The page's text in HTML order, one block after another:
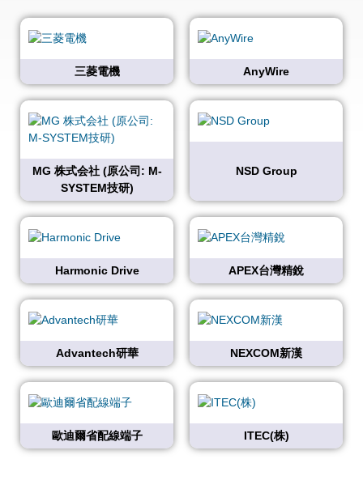
三菱電機 AnyWire
MG 株式会社 (原公司: M-
SYSTEM技研)
NSD Group
Harmonic Drive APEX台灣精銳
Advantech研華 NEXCOM新漢
歐迪爾省配線端子 ITEC(株)